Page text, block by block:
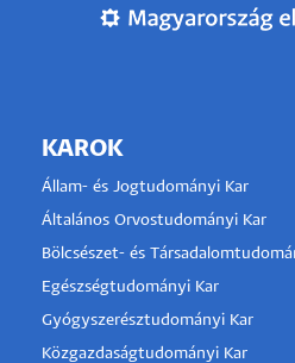
KAROK
Állam- és Jogtudományi Kar
Általános Orvostudományi Kar
Bölcsészet- és
Egészségtudományi Kar
Gyógyszerésztudományi Kar
Közgazdaságtudományi Kar